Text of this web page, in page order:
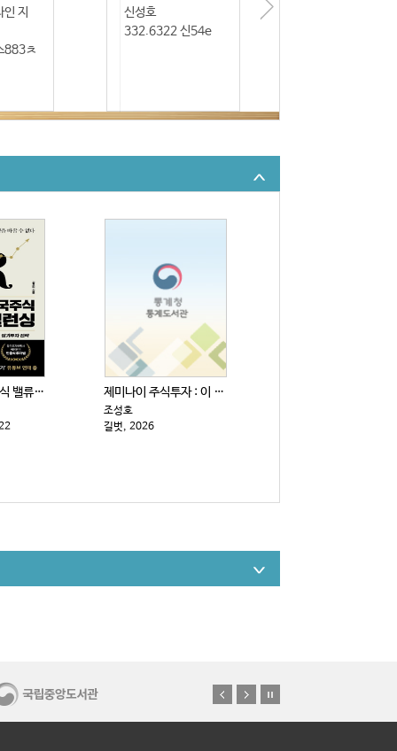
지
883ㅊ
신성호
332.6322 신54e
라오어의 미국주식 밸류 리밸런싱 : 경제적 자유로 향하... 제미나이 주식투자 : 이 주식 살까, 말까?
조성호
길벗, 2026